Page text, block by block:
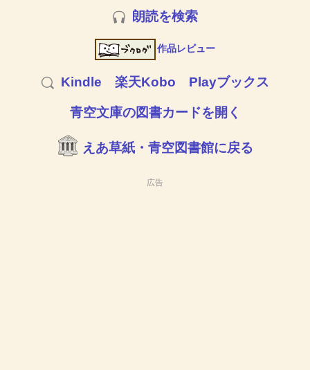
朗読を検索
作品レビュー
Kindle 楽天Kobo Playブックス
青空文庫の図書カードを開く
えあ草紙・青空図書館に戻る
広告